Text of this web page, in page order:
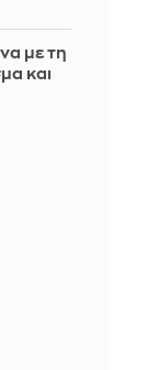
με τη
και